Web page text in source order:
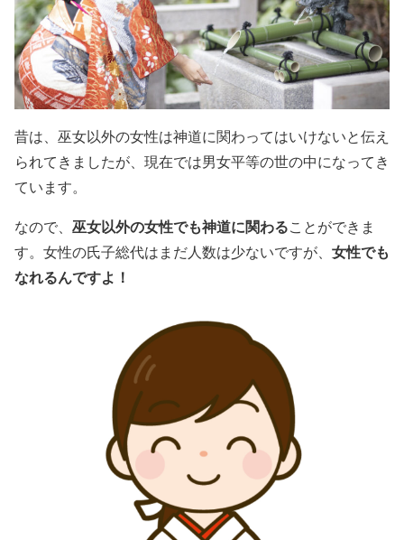
昔は、巫女以外の女性は神道に関わってはいけないと伝え
られてきましたが、現在では男女平等の世の中になってき
ています。
なので、 巫女以外の女性でも神道に関わることができま
す。女性の氏子総代はまだ人数は少ないですが、 女性でも
なれるんですよ！